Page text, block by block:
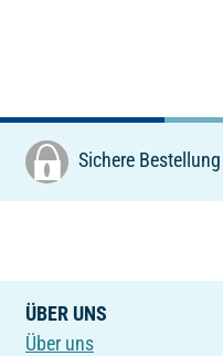
Sichere Bestellung
ÜBER UNS
Über uns